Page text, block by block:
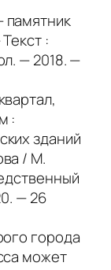
памятник
:
— 2018. —
:
зданий
/ М.
— 26
города
может